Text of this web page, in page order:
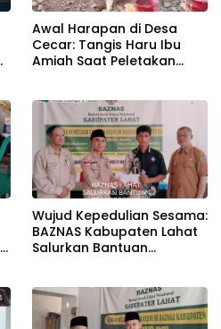
Awal Harapan di Desa
Cecar: Tangis Haru Ibu
Amiah Saat Peletakan
Wujud Kepedulian Sesama:
BAZNAS Kabupaten Lahat
Salurkan Bantuan